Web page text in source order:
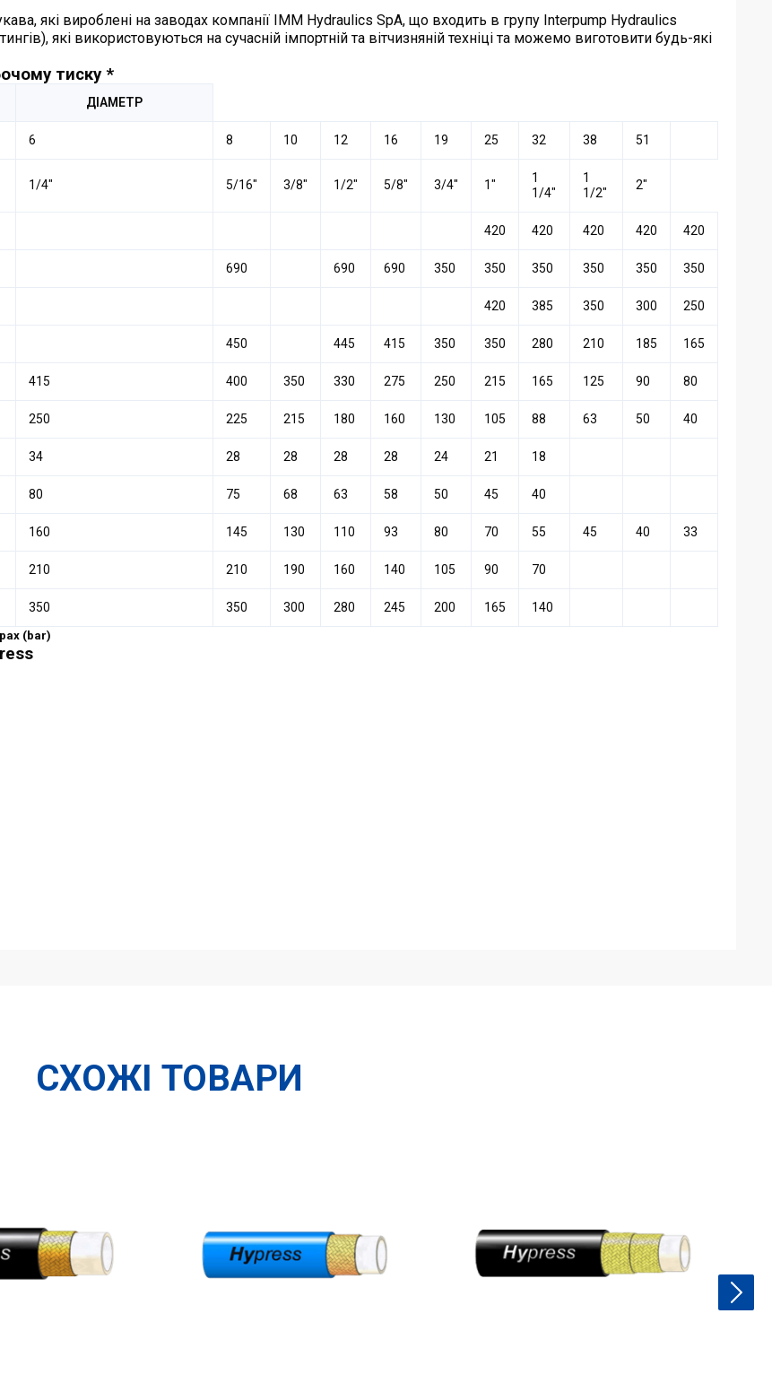
які вироблені на заводах компанії IMM Hydraulics SpA, що входить в групу Interpump Hydraulics
які використовуються на сучасній імпортній та вітчизняній техніці та можемо виготовити будь-які
тиску *
ДІАМЕТР
6 8 10 12 16 19 25 32 38 51
1/4″ 5/16″ 3/8″ 1/2″ 5/8″ 3/4″ 1″
1
1/4″
1
1/2″
2″
420 420 420 420 420
690 690 690 350 350 350 350 350 350
420 385 350 300 250
450 445 415 350 350 280 210 185 165
415 400 350 330 275 250 215 165 125 90 80
250 225 215 180 160 130 105 88 63 50 40
34 28 28 28 28 24 21 18
80 75 68 63 58 50 45 40
160 145 130 110 93 80 70 55 45 40 33
210 210 190 160 140 105 90 70
350 350 300 280 245 200 165 140
(bar)
СХОЖІ ТОВАРИ